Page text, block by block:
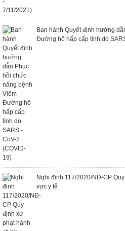
Ban hành Quyết định hướng
Đường hô hấp cấp tính do
Nghị định 117/2020/NĐ-CP
vực y tế